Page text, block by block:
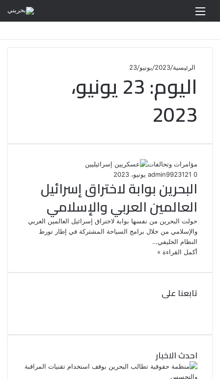
الرئيسية/
2023
/يونيو/
23
اليوم: 23 يونيو،
2023
مؤامرات وتحالفات
admin9923 يونيو، 2023 0
البحرين بوابة لاختراق إسرائيل
العالمين العربي والإسلامي
حولت البحرين من نفسها بوابة لاختراق إسرائيل العالمين العربي
والإسلامي من خلال برامج السياحة المشتركة في إطار تورط
النظام الخليفي…
أكمل القراءة »
تابعنا على
ب
ك
ي
ر
احدث الاخبار